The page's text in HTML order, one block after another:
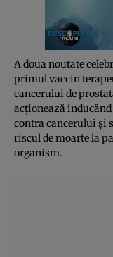
A doua noutate
primul vaccin
cancerului de
acţionează
contra cancerului şi
riscul de moarte la
organism.